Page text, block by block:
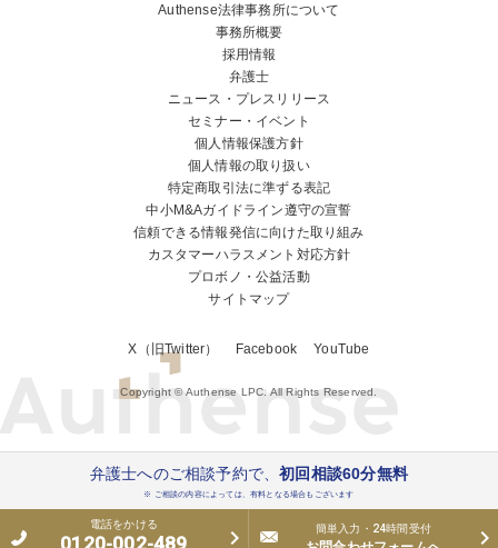
弁護士へのご相談予約で、初回相談60分無料
※ ご相談の内容によっては、有料となる場合もございます
電話をかける 簡単入力・24時間受付
Authense法律事務所について
事務所概要
採用情報
弁護士
ニュース・プレスリリース
セミナー・イベント
個人情報保護方針
個人情報の取り扱い
特定商取引法に準ずる表記
中小M&Aガイドライン遵守の宣誓
信頼できる情報発信に向けた取り組み
カスタマーハラスメント対応方針
プロボノ・公益活動
サイトマップ
X（旧Twitter） Facebook YouTube
Copyright © Authense LPC. All Rights Reserved.